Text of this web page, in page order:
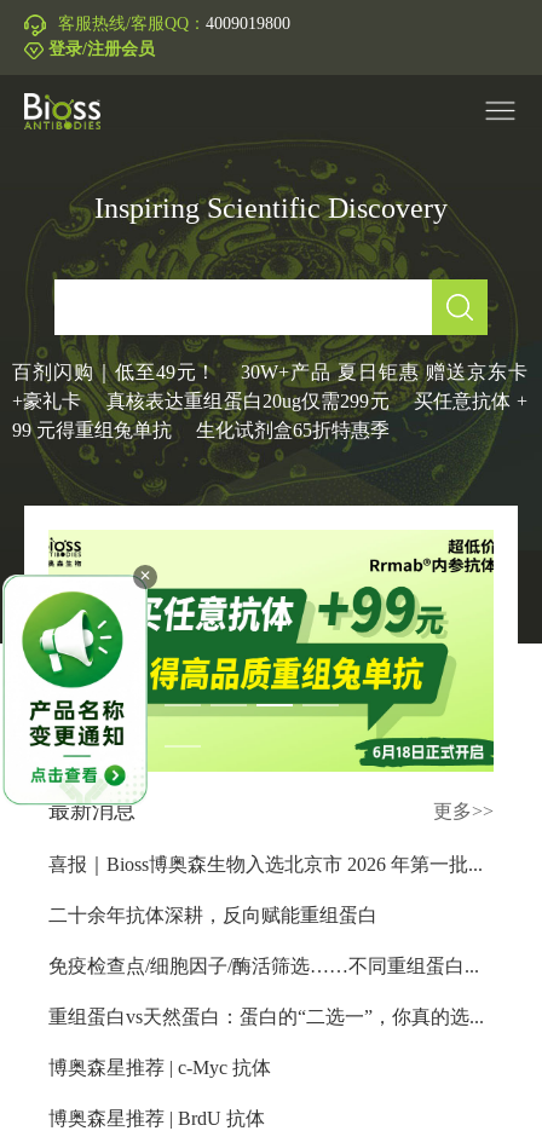
客服热线/客服QQ： 4009019800
登录/注册会员
产品中心 ▼
研究领域 ▼
IVD原料
促销活动 ▼
技术支持
Inspiring Scientific Discovery
百剂闪购｜低至49元！
30W+产品 夏日钜惠 赠送京东卡
+豪礼卡
真核表达重组蛋白20ug仅需299元
买任意抗体 +
99 元得重组兔单抗
生化试剂盒65折特惠季
最新消息 更多>>
喜报｜Bioss博奥森生物入选北京市 2026 年第一批拟入库科技型中小企业名单
二十余年抗体深耕，反向赋能重组蛋白
免疫检查点/细胞因子/酶活筛选……不同重组蛋白的表达系统到底怎么挑？
重组蛋白vs天然蛋白：蛋白的“二选一”，你真的选对了吗？
博奥森星推荐 | c-Myc 抗体
博奥森星推荐 | BrdU 抗体
✕